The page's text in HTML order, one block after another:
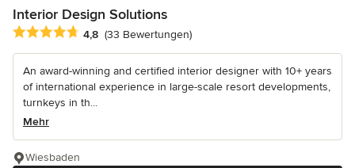
Interior Design Solutions
Durchschnittliche Bewertung: 4.8 von 5 Sternen
4,8 (33 Bewertungen)
An award-winning and certified interior designer with 10+ years
of international experience in large-scale resort developments,
turnkeys in th...
Mehr
Wiesbaden